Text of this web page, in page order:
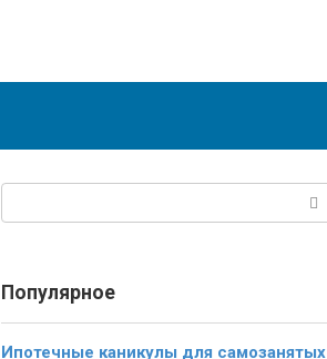
Популярное
Ипотечные каникулы для самозанятых